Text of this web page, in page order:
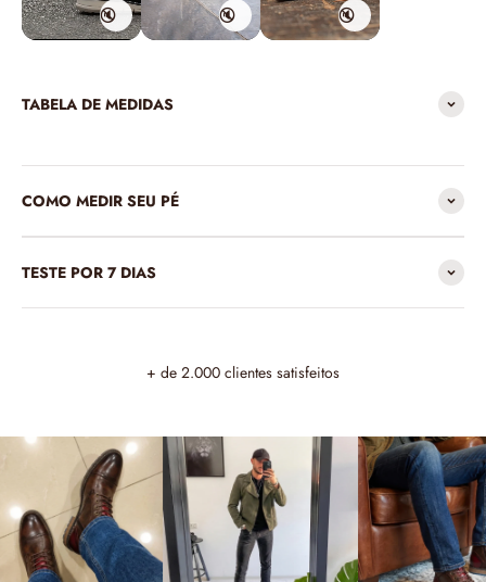
🔇 🔇 🔇
TABELA DE MEDIDAS
COMO MEDIR SEU PÉ
TESTE POR 7 DIAS
+ de 2.000 clientes satisfeitos